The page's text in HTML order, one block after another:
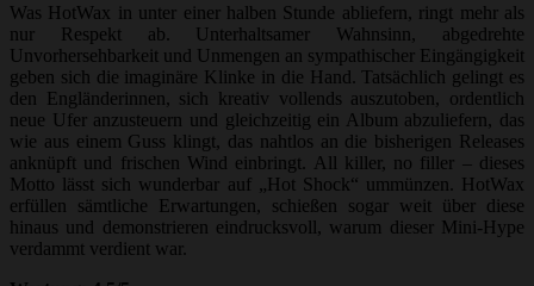
Was HotWax in unter einer halben Stunde abliefern, ringt mehr als
nur Respekt ab. Unterhaltsamer Wahnsinn, abgedrehte
Unvorhersehbarkeit und Unmengen an sympathischer Eingängigkeit
geben sich die imaginäre Klinke in die Hand. Tatsächlich gelingt es
den Engländerinnen, sich kreativ vollends auszutoben, ordentlich
neue Ufer anzusteuern und gleichzeitig ein Album abzuliefern, das
wie aus einem Guss klingt, das nahtlos an die bisherigen Releases
anknüpft und frischen Wind einbringt. All killer, no filler – dieses
Motto lässt sich wunderbar auf „Hot Shock“ ummünzen. HotWax
erfüllen sämtliche Erwartungen, schießen sogar weit über diese
hinaus und demonstrieren eindrucksvoll, warum dieser Mini-Hype
verdammt verdient war.